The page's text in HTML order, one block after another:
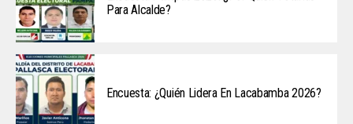
Para Alcalde?
Encuesta: ¿Quién Lidera En Lacabamba 2026?